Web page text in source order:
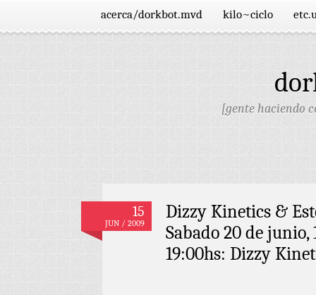
acerca/dorkbot.mvd kilo~ciclo
[gente haciendo
15
JUN / 2009
Dizzy Kinetics &
Sabado 20 de junio,
19:00hs: Dizzy